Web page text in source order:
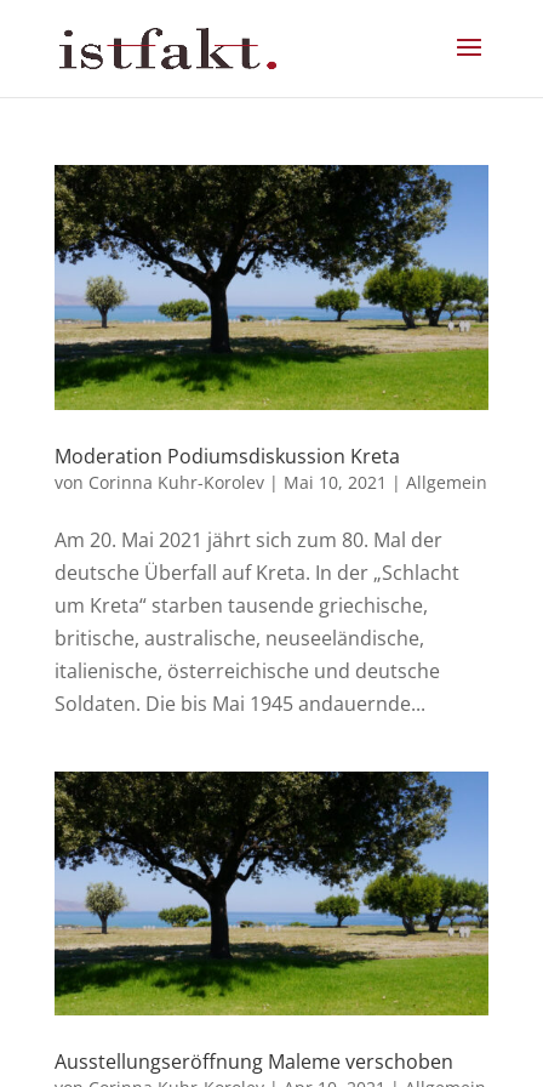
Moderation Podiumsdiskussion Kreta
von Corinna Kuhr-Korolev| Mai 10, 2021 | Allgemein
Am 20. Mai 2021 jährt sich zum 80. Mal der
deutsche Überfall auf Kreta. In der „Schlacht
um Kreta“ starben tausende griechische,
britische, australische, neuseeländische,
italienische, österreichische und deutsche
Soldaten. Die bis Mai 1945 andauernde...
Ausstellungseröffnung Maleme verschoben